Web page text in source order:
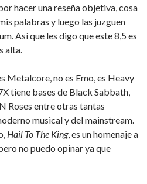
hacer una reseña objetiva, cosa
palabras y luego las juzguen
Así que les digo que este 8,5 es
alta.
Metalcore, no es Emo, es Heavy
tiene bases de Black Sabbath,
Roses entre otras tantas
musical y del mainstream.
Hail To The King, es un homenaje a
no puedo opinar ya que